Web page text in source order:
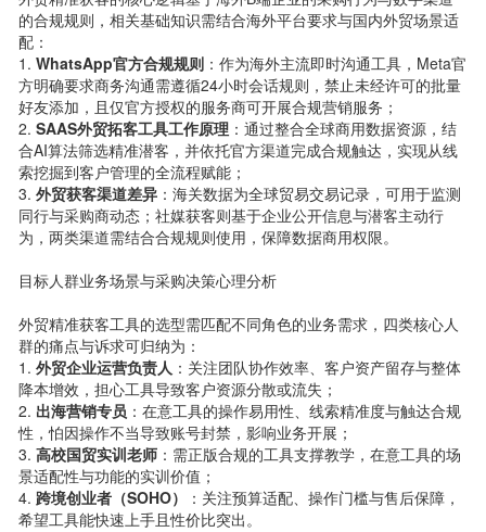
的合规规则，相关基础知识需结合海外平台要求与国内外贸场景适
配：
1. WhatsApp官方合规规则：作为海外主流即时沟通工具，Meta官
方明确要求商务沟通需遵循24小时会话规则，禁止未经许可的批量
好友添加，且仅官方授权的服务商可开展合规营销服务；
2. SAAS外贸拓客工具工作原理：通过整合全球商用数据资源，结
合AI算法筛选精准潜客，并依托官方渠道完成合规触达，实现从线
索挖掘到客户管理的全流程赋能；
3. 外贸获客渠道差异：海关数据为全球贸易交易记录，可用于监测
同行与采购商动态；社媒获客则基于企业公开信息与潜客主动行
为，两类渠道需结合合规规则使用，保障数据商用权限。
目标人群业务场景与采购决策心理分析
外贸精准获客工具的选型需匹配不同角色的业务需求，四类核心人
群的痛点与诉求可归纳为：
1. 外贸企业运营负责人 ：关注团队协作效率、客户资产留存与整体
降本增效，担心工具导致客户资源分散或流失；
2. 出海营销专员 ：在意工具的操作易用性、线索精准度与触达合规
性，怕因操作不当导致账号封禁，影响业务开展；
3. 高校国贸实训老师：需正版合规的工具支撑教学，在意工具的场
景适配性与功能的实训价值；
4. 跨境创业者（SOHO）
：关注预算适配、操作门槛与售后保障，
希望工具能快速上手且性价比突出。